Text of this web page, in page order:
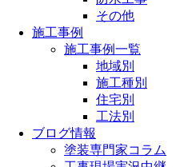
その他
施工事例
施工事例一覧
地域別
施工種別
住宅別
工法別
ブログ情報
塗装専門家コラム